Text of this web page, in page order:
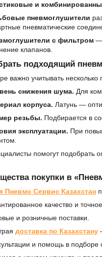
и
пневмоглушители
пневматические
с фильтром —
клапанов.
подходящий
важно учитывать несколько
снижения шума. Для
корпуса. Латунь —
резьбы. Подбирается в
эксплуатации. При
помогут подобрать
покупки в
Пневмо Сервис Казахстан
качество и
и розничные поставки.
доставка по Казахстану
и помощь в подборе